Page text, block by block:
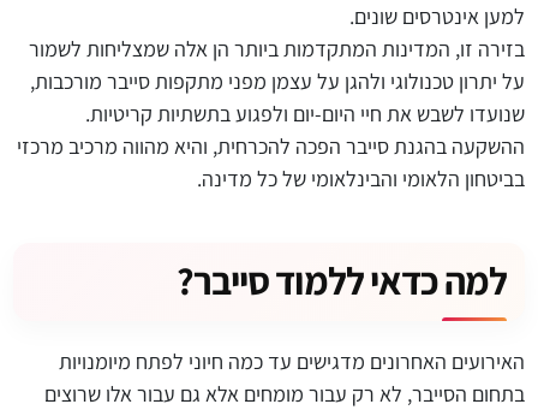
למען אינטרסים שונים.
בזירה זו, המדינות המתקדמות ביותר הן אלה שמצליחות לשמור
על יתרון טכנולוגי ולהגן על עצמן מפני מתקפות סייבר מורכבות,
שנועדו לשבש את חיי היום-יום ולפגוע בתשתיות קריטיות.
ההשקעה בהגנת סייבר הפכה להכרחית, והיא מהווה מרכיב מרכזי
בביטחון הלאומי והבינלאומי של כל מדינה.
למה כדאי ללמוד סייבר?
האירועים האחרונים מדגישים עד כמה חיוני לפתח מיומנויות
בתחום הסייבר, לא רק עבור מומחים אלא גם עבור אלו שרוצים